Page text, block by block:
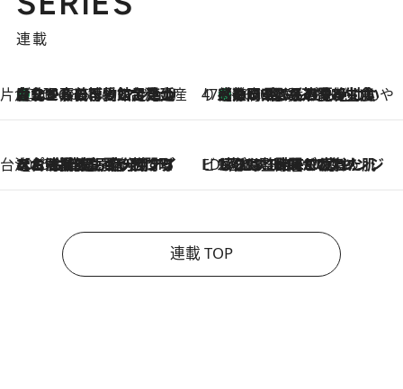
連載
片倉真理のときめく台湾土産
2026.8.5
台北からちょっと足を延ばして嘉義へ！ マジョリカタイルの博物館で見つけたレトロ可愛い台湾土産 47都道府県の手みやげ ひんやりスイーツで夏を満喫
2026.8.5
【静岡県】この夏絶対食べたい 冷やしておいしいおやつ3選 お茶香る生食感のふるふるゼリー
台湾ぶらぶら食べ歩き
2026.8.4
【台湾夏旅】買い物するなら“台湾の原宿”西門町へ！ お土産も自分用アイテムも揃うショッピングスポット8選 ビューティいいもの集め EDITORS' BEST
2026.8.3
“落とす”時間が“癒やし”に。THREEのクレンジングは、酷暑で疲れた肌も心も整えてくれる！
連載 TOP